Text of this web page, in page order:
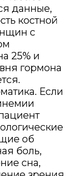
данные,
костной
с
25% и
гормона
Если
об
боль,
сна,